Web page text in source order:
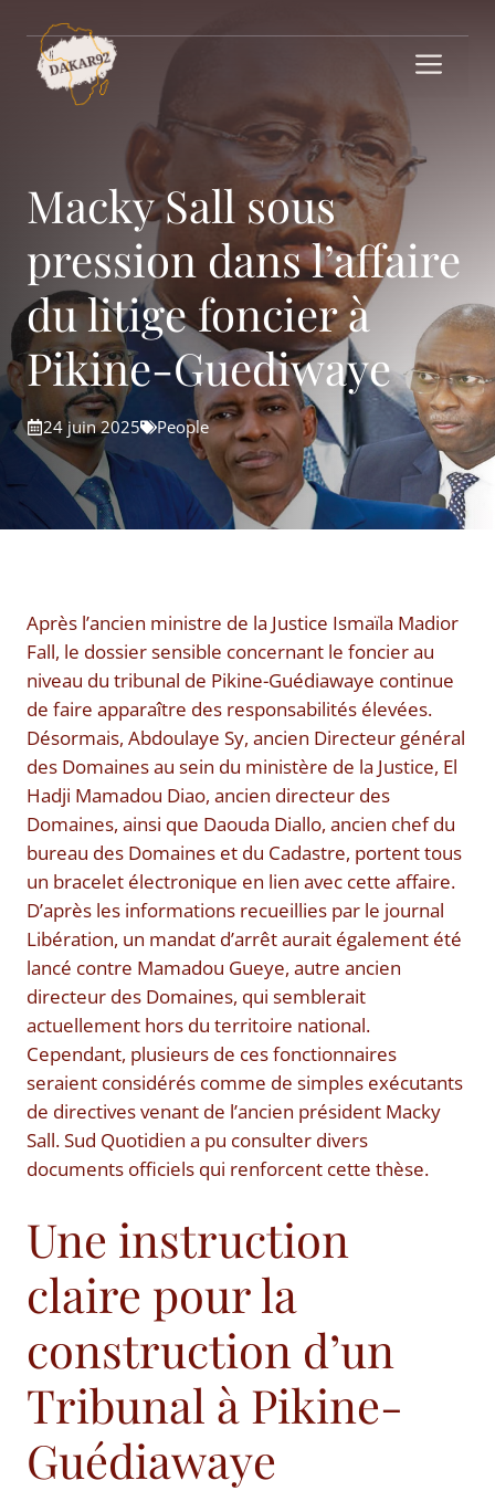
contenu
Macky Sall sous
pression dans l’affaire
du litige foncier à
Pikine-Guediwaye
24 juin 2025 People
Après l’ancien ministre de la Justice Ismaïla Madior
Fall, le dossier sensible concernant le foncier au
niveau du tribunal de Pikine-Guédiawaye continue
de faire apparaître des responsabilités élevées.
Désormais, Abdoulaye Sy, ancien Directeur général
des Domaines au sein du ministère de la Justice, El
Hadji Mamadou Diao, ancien directeur des
Domaines, ainsi que Daouda Diallo, ancien chef du
bureau des Domaines et du Cadastre, portent tous
un bracelet électronique en lien avec cette affaire.
D’après les informations recueillies par le journal
Libération, un mandat d’arrêt aurait également été
lancé contre Mamadou Gueye, autre ancien
directeur des Domaines, qui semblerait
actuellement hors du territoire national.
Cependant, plusieurs de ces fonctionnaires
seraient considérés comme de simples exécutants
de directives venant de l’ancien président Macky
Sall. Sud Quotidien a pu consulter divers
documents officiels qui renforcent cette thèse.
Une instruction
claire pour la
construction d’un
Tribunal à Pikine-
Guédiawaye